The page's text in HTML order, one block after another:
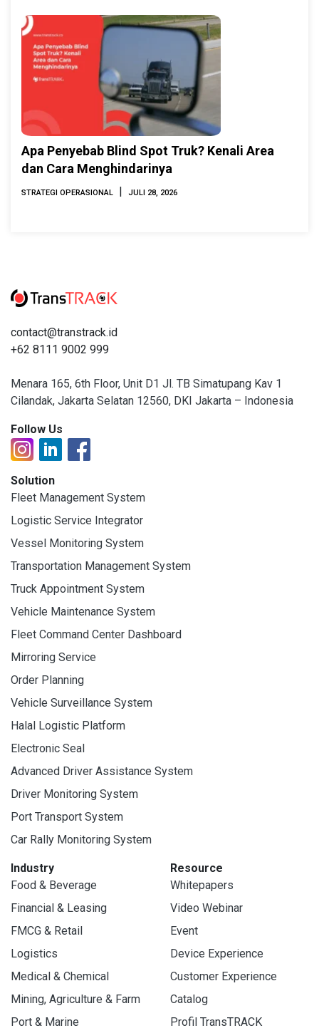
Apa Penyebab Blind Spot Truk? Kenali Area
dan Cara Menghindarinya
STRATEGI OPERASIONAL | JULI 28, 2026
contact@transtrack.id
+62 8111 9002 999
Menara 165, 6th Floor, Unit D1 Jl. TB Simatupang Kav 1
Cilandak, Jakarta Selatan 12560, DKI Jakarta – Indonesia
Follow Us
Solution
Fleet Management System
Logistic Service Integrator
Vessel Monitoring System
Transportation Management System
Truck Appointment System
Vehicle Maintenance System
Fleet Command Center Dashboard
Mirroring Service
Order Planning
Vehicle Surveillance System
Halal Logistic Platform
Electronic Seal
Advanced Driver Assistance System
Driver Monitoring System
Port Transport System
Car Rally Monitoring System
Industry
Food & Beverage
Financial & Leasing
FMCG & Retail
Logistics
Medical & Chemical
Mining, Agriculture & Farm
Port & Marine
Resource
Whitepapers
Video Webinar
Event
Device Experience
Customer Experience
Catalog
Profil TransTRACK